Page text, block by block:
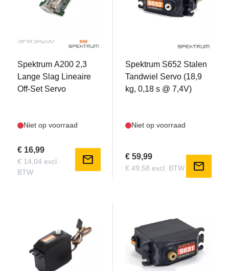
SPMSA200
Spektrum A200 2,3
Lange Slag Lineaire
Off-Set Servo
Niet op voorraad
€ 16,99
€ 14,04 excl.
BTW
mail
Spektrum S652 Stalen
Tandwiel Servo (18,9
kg, 0,18 s @ 7,4V)
Niet op voorraad
€ 59,99
€ 49,58 excl. BTW mail